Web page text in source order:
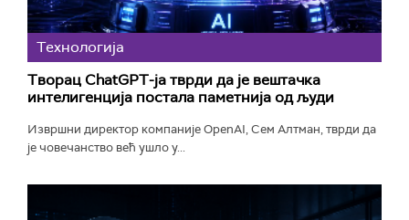
Технологијa
Творац ChatGPT-ја тврди да је вештачка
интелигенција постала паметнија од људи
Извршни директор компаније OpenAI, Сем Алтман, тврди да
је човечанство већ ушло у...